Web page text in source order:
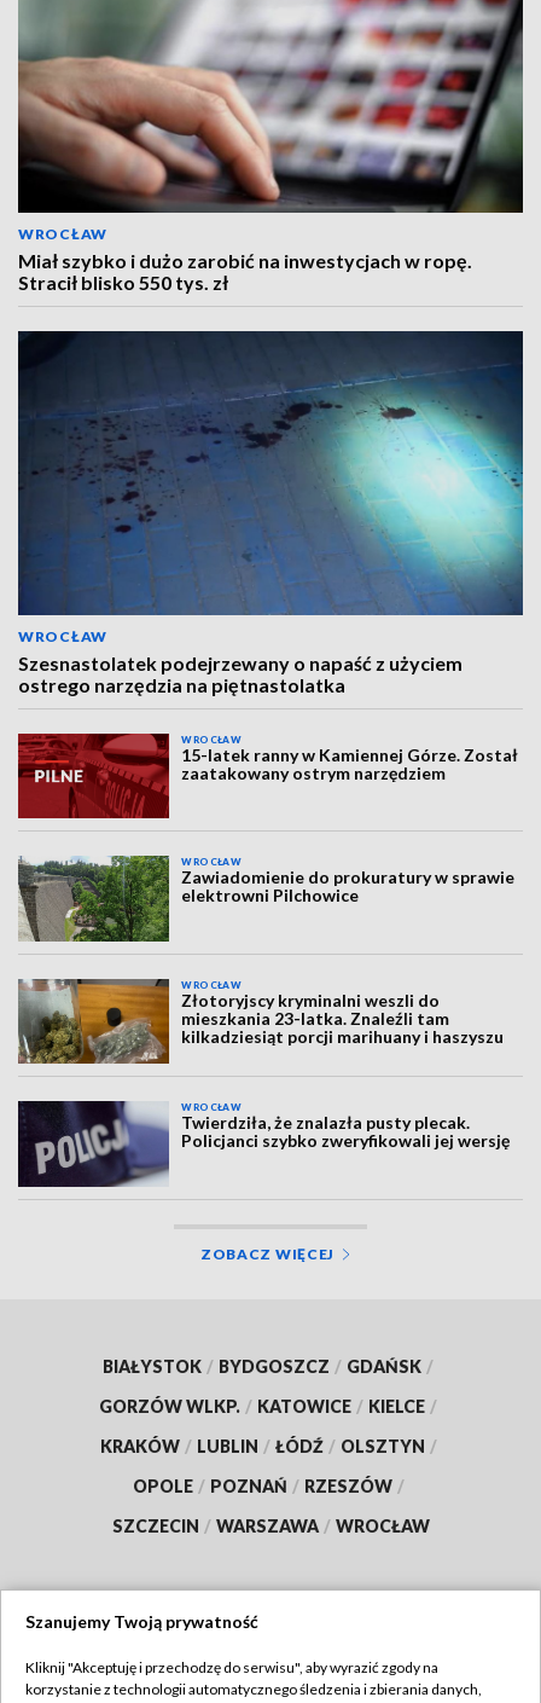
WROCŁAW
Miał szybko i dużo zarobić na inwestycjach w ropę.
Stracił blisko 550 tys. zł
WROCŁAW
Szesnastolatek podejrzewany o napaść z użyciem
ostrego narzędzia na piętnastolatka
WROCŁAW
15-latek ranny w Kamiennej Górze. Został
zaatakowany ostrym narzędziem
WROCŁAW
Zawiadomienie do prokuratury w sprawie
elektrowni Pilchowice
WROCŁAW
Złotoryjscy kryminalni weszli do
mieszkania 23-latka. Znaleźli tam
kilkadziesiąt porcji marihuany i haszyszu
WROCŁAW
Twierdziła, że znalazła pusty plecak.
Policjanci szybko zweryfikowali jej wersję
ZOBACZ WIĘCEJ
BIAŁYSTOK / BYDGOSZCZ / GDAŃSK /
GORZÓW WLKP. / KATOWICE / KIELCE /
KRAKÓW / LUBLIN / ŁÓDŹ / OLSZTYN /
OPOLE / POZNAŃ / RZESZÓW /
SZCZECIN / WARSZAWA / WROCŁAW
TVP
Szanujemy Twoją prywatność
Kliknij "Akceptuję i przechodzę do serwisu", aby wyrazić zgody na
korzystanie z technologii automatycznego śledzenia i zbierania danych,